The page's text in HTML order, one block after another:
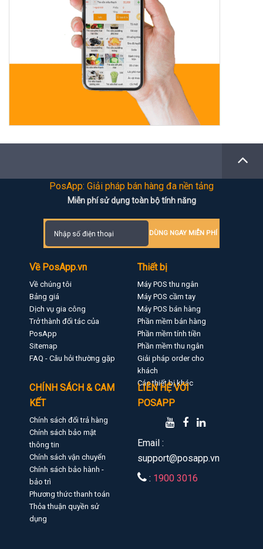
PosApp: Giải pháp bán hàng đa nền tảng
Miễn phí sử dụng toàn bộ tính năng
DÙNG NGAY MIỄN PHÍ
Về PosApp.vn
Về chúng tôi
Bảng giá
Dịch vụ gia công
Trở thành đối tác của
PosApp
Sitemap
FAQ - Câu hỏi thường gặp
Thiết bị
Máy POS thu ngân
Máy POS cầm tay
Máy POS bán hàng
Phần mềm bán hàng
Phần mềm tính tiền
Phần mềm thu ngân
Giải pháp order cho
khách
Các thiết bị khác
CHÍNH SÁCH & CAM
KẾT
Chính sách đổi trả hàng
Chính sách bảo mật
thông tin
Chính sách vận chuyển
Chính sách bảo hành -
bảo trì
Phương thức thanh toán
Thỏa thuận quyền sử
dụng
LIÊN HỆ VỚI
POSAPP
Email :
support@posapp.vn
: 1900 3016